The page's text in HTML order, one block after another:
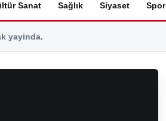
Sanat Sağlık Siyaset Spor
yayinda.